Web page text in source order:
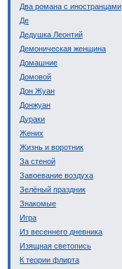
Два романа с иностранцами
Де
Дедушка Леонтий
Демоническая женщина
Домашние
Домовой
Дон Жуан
Донжуан
Дураки
Жених
Жизнь и воротник
За стеной
Завоевание воздуха
Зелёный праздник
Знакомые
Игра
Из весеннего дневника
Изящная светопись
К теории флирта